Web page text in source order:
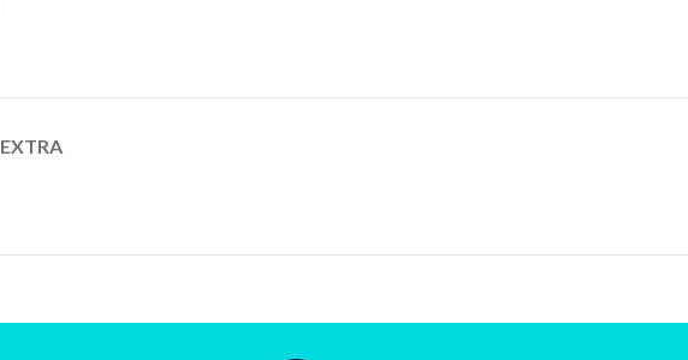
EXTRA